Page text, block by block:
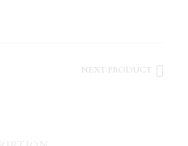
NEXT PRODUCT